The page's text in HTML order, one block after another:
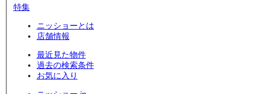
特集
ニッショーとは
店舗情報
最近見た物件
過去の検索条件
お気に入り